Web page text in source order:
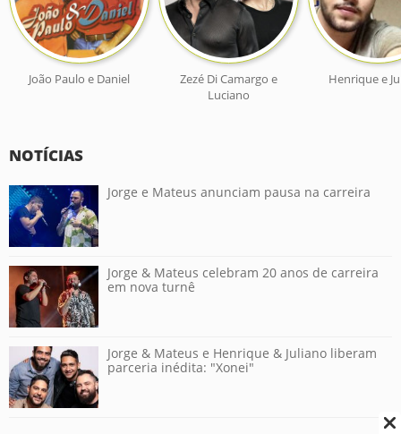
João Paulo e Daniel
Zezé Di Camargo e
Luciano
Henrique e
NOTÍCIAS
Jorge e Mateus anunciam pausa na carreira
Jorge & Mateus celebram 20 anos de carreira
em nova turnê
Jorge & Mateus e Henrique & Juliano liberam
parceria inédita: "Xonei"